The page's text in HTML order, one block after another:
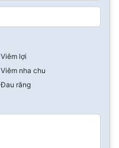
Viêm lợi
Viêm nha chu
Đau răng